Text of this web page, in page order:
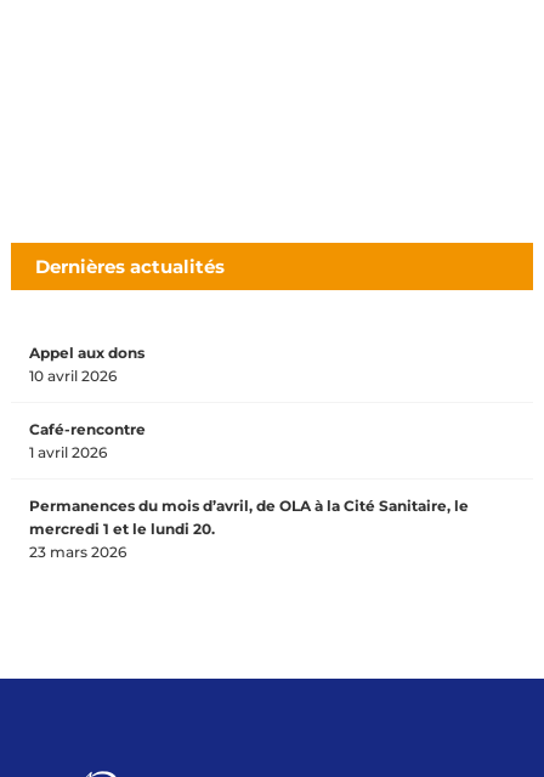
Dernières actualités
Appel aux dons
10 avril 2026
Café-rencontre
1 avril 2026
Permanences du mois d’avril, de OLA à la Cité Sanitaire, le
mercredi 1 et le lundi 20.
23 mars 2026